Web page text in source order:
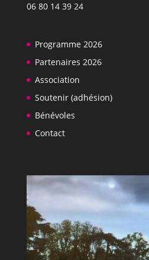
06 80 14 39 24
Programme 2026
Partenaires 2026
Association
Soutenir (adhésion)
Bénévoles
Contact